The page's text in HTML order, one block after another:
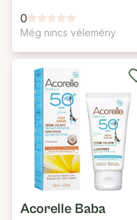
0
Még nincs vélemény
Acorelle Baba